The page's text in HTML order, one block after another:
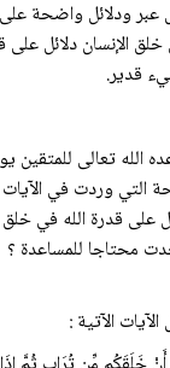
ودلائل واضحة على
الإنسان دلائل على
قدير.
الله تعالی للمتقين
التي وردت في
قدرة الله في خلق
محتاجا للمساعدة ؟
الآتية :